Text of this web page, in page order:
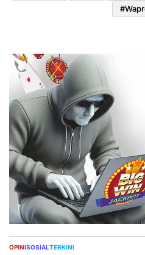
POSTED
OPINISOSIALTERKINI